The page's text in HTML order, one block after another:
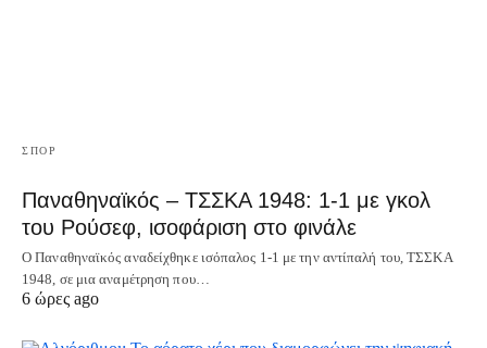
ΣΠΟΡ
Παναθηναϊκός – ΤΣΣΚΑ 1948: 1-1 με γκολ
του Ρούσεφ, ισοφάριση στο φινάλε
Ο Παναθηναϊκός αναδείχθηκε ισόπαλος 1-1 με την αντίπαλή του, ΤΣΣΚΑ
1948, σε μια αναμέτρηση που…
6 ώρες ago